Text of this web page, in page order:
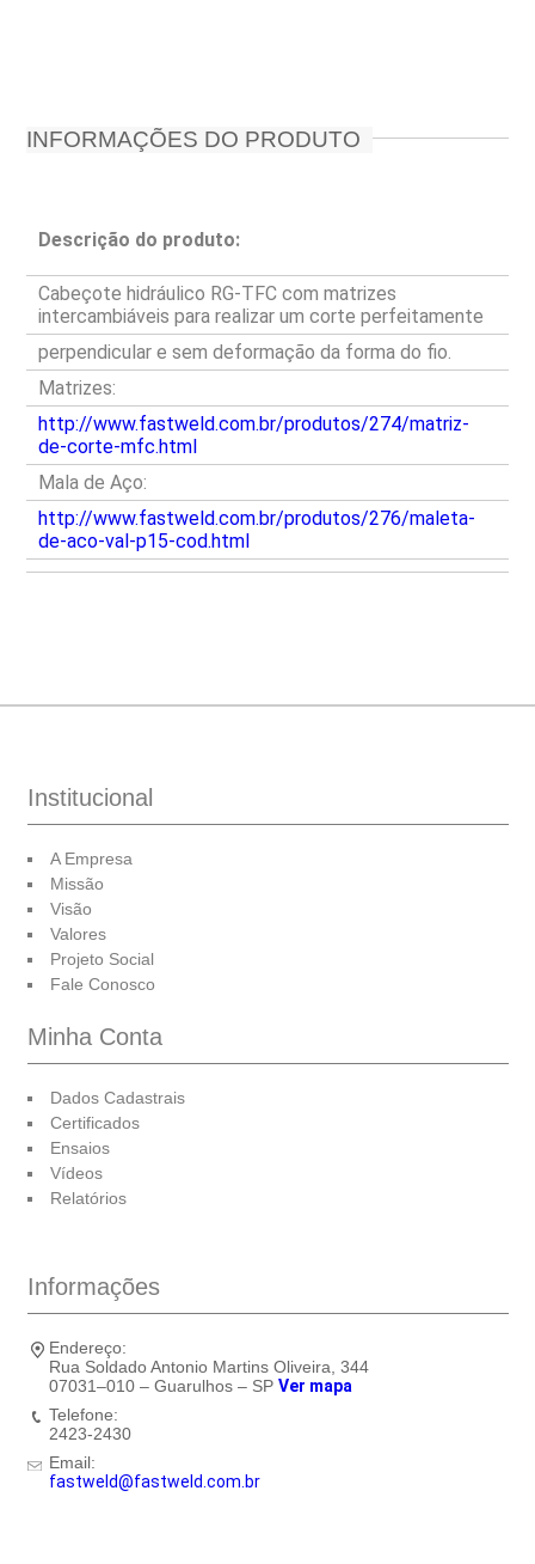
INFORMAÇÕES DO PRODUTO
Descrição do produto:
Cabeçote hidráulico RG-TFC com matrizes
intercambiáveis para realizar um corte perfeitamente
perpendicular e sem deformação da forma do fio.
Matrizes:
http://www.fastweld.com.br/produtos/274/matriz-
de-corte-mfc.html
Mala de Aço:
http://www.fastweld.com.br/produtos/276/maleta-
de-aco-val-p15-cod.html
Institucional
A Empresa
Missão
Visão
Valores
Projeto Social
Fale Conosco
Minha Conta
Dados Cadastrais
Certificados
Ensaios
Vídeos
Relatórios
Informações
Endereço:
Rua Soldado Antonio Martins Oliveira, 344
07031–010 – Guarulhos – SP Ver mapa
Telefone:
2423-2430
Email:
fastweld@fastweld.com.br